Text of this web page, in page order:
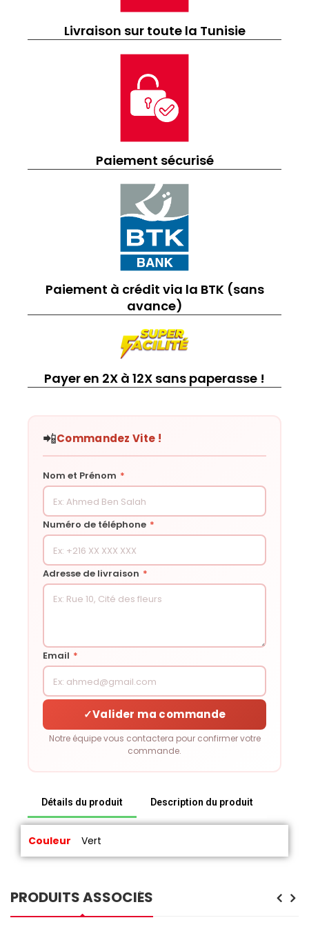
Livraison sur toute la Tunisie
Paiement sécurisé
Paiement à crédit via la BTK (sans
avance)
Payer en 2X à 12X sans paperasse !
📲Commandez Vite !
Nom et Prénom *
Numéro de téléphone *
Adresse de livraison *
Email *
✓Valider ma commande
Notre équipe vous contactera pour confirmer votre
commande.
Détails du produit Description du produit
Couleur Vert
PRODUITS ASSOCIÉS